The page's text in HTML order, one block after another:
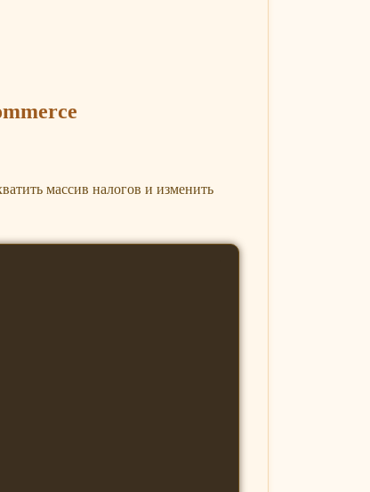
массив налогов и изменить